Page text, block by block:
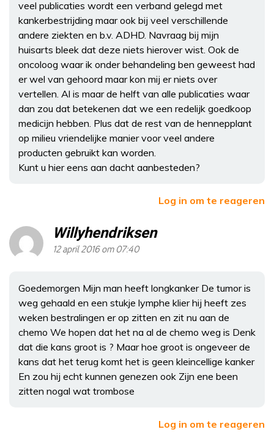
veel publicaties wordt een verband gelegd met
kankerbestrijding maar ook bij veel verschillende
andere ziekten en b.v. ADHD. Navraag bij mijn
huisarts bleek dat deze niets hierover wist. Ook de
oncoloog waar ik onder behandeling ben geweest had
er wel van gehoord maar kon mij er niets over
vertellen. Al is maar de helft van alle publicaties waar
dan zou dat betekenen dat we een redelijk goedkoop
medicijn hebben. Plus dat de rest van de hennepplant
op milieu vriendelijke manier voor veel andere
producten gebruikt kan worden.
Kunt u hier eens aan dacht aanbesteden?
Log in om te reageren
Willyhendriksen
12 april 2016 om 07:40
Goedemorgen Mijn man heeft longkanker De tumor is
weg gehaald en een stukje lymphe klier hij heeft zes
weken bestralingen er op zitten en zit nu aan de
chemo We hopen dat het na al de chemo weg is Denk
dat die kans groot is ? Maar hoe groot is ongeveer de
kans dat het terug komt het is geen kleincellige kanker
En zou hij echt kunnen genezen ook Zijn ene been
zitten nogal wat trombose
Log in om te reageren